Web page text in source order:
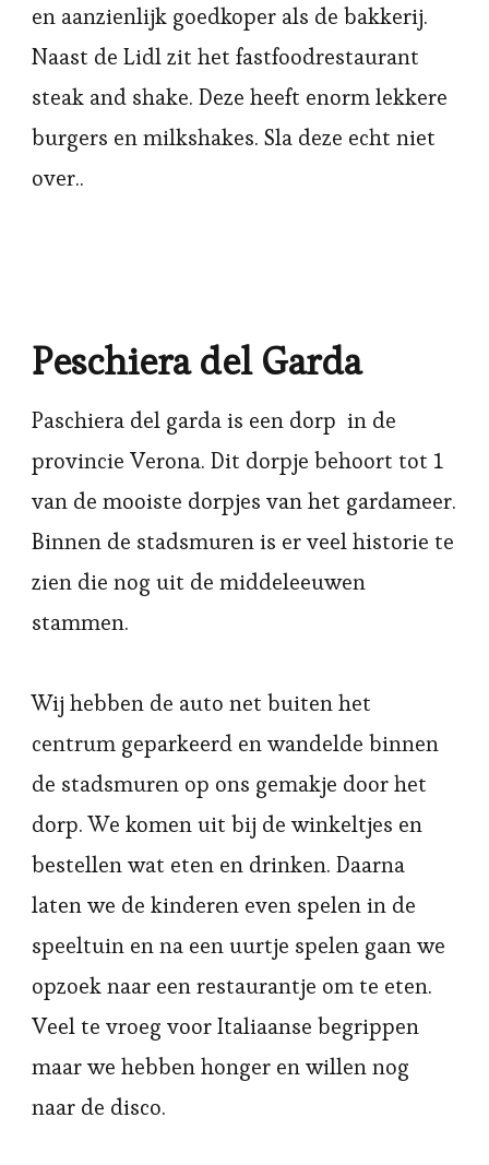
en aanzienlijk goedkoper als de bakkerij.
Naast de Lidl zit het fastfoodrestaurant
steak and shake. Deze heeft enorm lekkere
burgers en milkshakes. Sla deze echt niet
over..
Peschiera del Garda
Paschiera del garda is een dorp in de
provincie Verona. Dit dorpje behoort tot 1
van de mooiste dorpjes van het gardameer.
Binnen de stadsmuren is er veel historie te
zien die nog uit de middeleeuwen
stammen.
Wij hebben de auto net buiten het
centrum geparkeerd en wandelde binnen
de stadsmuren op ons gemakje door het
dorp. We komen uit bij de winkeltjes en
bestellen wat eten en drinken. Daarna
laten we de kinderen even spelen in de
speeltuin en na een uurtje spelen gaan we
opzoek naar een restaurantje om te eten.
Veel te vroeg voor Italiaanse begrippen
maar we hebben honger en willen nog
naar de disco.